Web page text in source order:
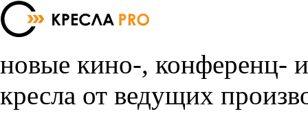
новые кино-, конференц-
кресла от ведущих